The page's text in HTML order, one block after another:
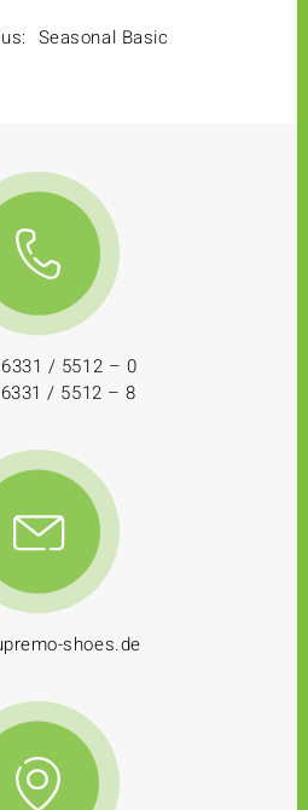
Seasonal Basic
/ 5512 – 0
/ 5512 – 8
shoes.de